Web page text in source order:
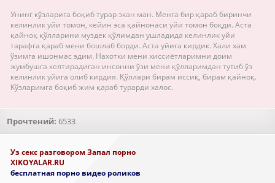
Унинг кўзларига боқиб турар экан ман. Менга бир қараб биринчи
келинлик уйи томон, кейин эса қайнонаси уйи томон боқди. Аста
қайноқ қўлларини муздек қўлимдан ушладида келинлик уйи
тарафга қараб мени бошлаб борди. Аста уйига кирдик. Хали хам
ўзимга ишонмас эдим. Нахотки мени хиссиётларимни доим
жумбушга келтирадиган инсонни ўзи мени қўлларимдан тутиб ўз
келинлик уйига олиб кирдия. Қўллари бирам иссиқ, бирам қайноқ.
Кўзларимга боқиб жим қараб турарди халос.
Прочтений: 6533
Уз секс разговором Запал порно
XIKOYALAR.RU
бесплатная порно видео роликов